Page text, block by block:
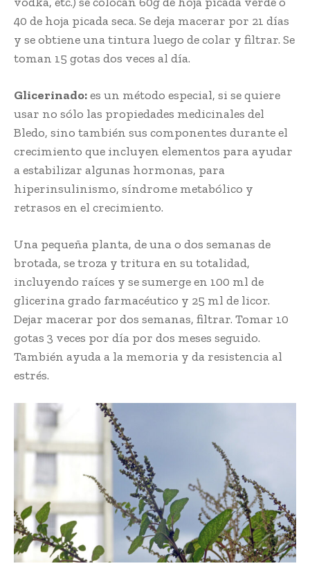
40 de hoja picada seca. Se deja macerar por 21 días
y se obtiene una tintura luego de colar y filtrar. Se
toman 15 gotas dos veces al día.
Glicerinado:es un método especial, si se quiere
usar no sólo las propiedades medicinales del
Bledo, sino también sus componentes durante el
crecimiento que incluyen elementos para ayudar
a estabilizar algunas hormonas, para
hiperinsulinismo, síndrome metabólico y
retrasos en el crecimiento.
Una pequeña planta, de una o dos semanas de
brotada, se troza y tritura en su totalidad,
incluyendo raíces y se sumerge en 100 ml de
glicerina grado farmacéutico y 25 ml de licor.
Dejar macerar por dos semanas, filtrar. Tomar 10
gotas 3 veces por día por dos meses seguido.
También ayuda a la memoria y da resistencia al
estrés.